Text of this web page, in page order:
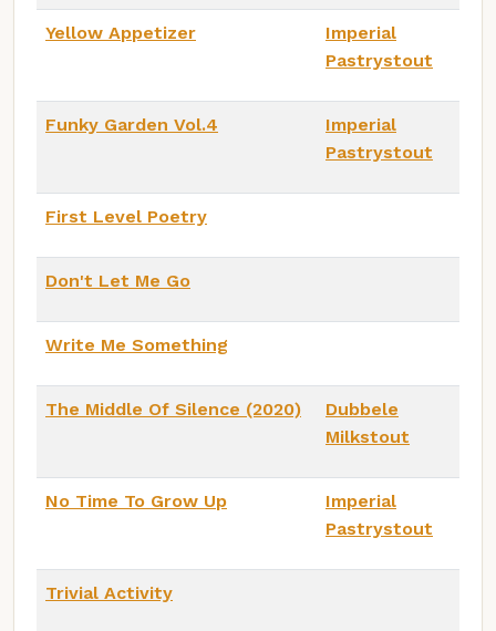
Yellow Appetizer
Imperial
Pastrystout
Funky Garden Vol.4
Imperial
Pastrystout
First Level Poetry
Don't Let Me Go
Write Me Something
The Middle Of Silence (2020)
Dubbele
Milkstout
No Time To Grow Up
Imperial
Pastrystout
Trivial Activity